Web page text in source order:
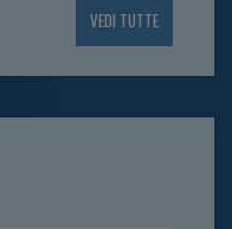
VEDI TUTTE